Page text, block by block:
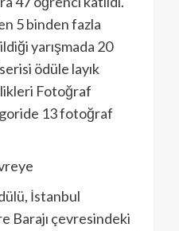
5 binden fazla
yarışmada 20
ödüle layık
Fotoğraf
13 fotoğraf
İstanbul
Barajı çevresindeki